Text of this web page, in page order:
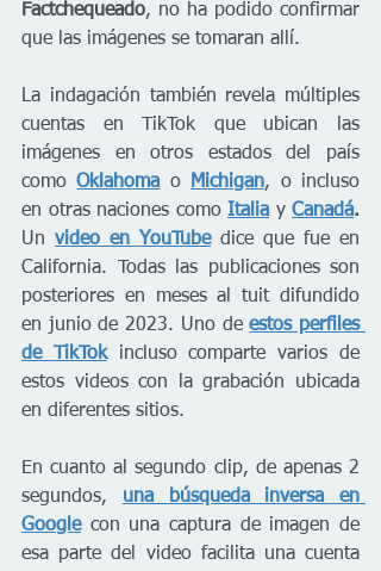
Factchequeado, no ha podido confirmar
que las imágenes se tomaran allí.
La indagación también revela múltiples
cuentas en TikTok que ubican las
imágenes en otros estados del país
como Oklahoma o Michigan, o incluso
en otras naciones como Italia y Canadá.
Un video en YouTube dice que fue en
California. Todas las publicaciones son
posteriores en meses al tuit difundido
en junio de 2023. Uno de estos perfiles
de TikTok
incluso comparte varios de
estos videos con la grabación ubicada
en diferentes sitios.
En cuanto al segundo clip, de apenas 2
segundos,
una búsqueda inversa en
Google con una captura de imagen de
esa parte del video facilita una cuenta